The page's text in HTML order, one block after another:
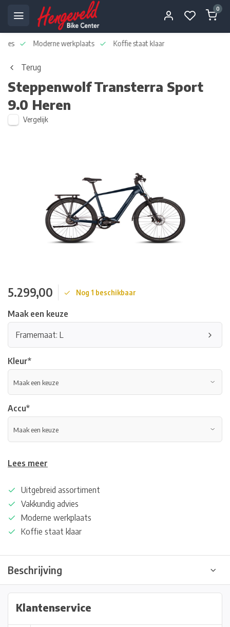
0
Moderne werkplaats Koffie staat klaar
Terug
SteppenwolfTransterra Sport
9.0 Heren
Vergelijk
5.299,00 Nog 1 beschikbaar
Maak een keuze
Framemaat: L
Kleur*
Accu*
Lees meer
Uitgebreid assortiment
Vakkundig advies
Moderne werkplaats
Koffie staat klaar
Beschrijving
Klantenservice